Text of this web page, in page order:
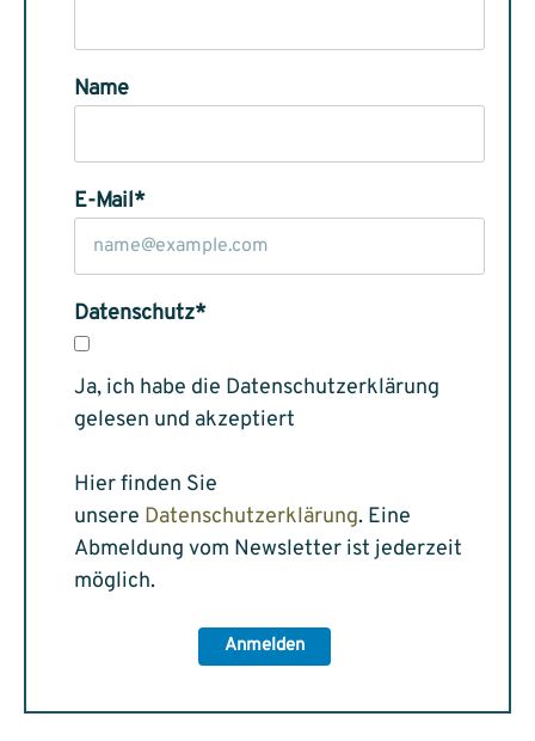
Name
E-Mail*
Datenschutz*
Ja, ich habe die Datenschutzerklärung
gelesen und akzeptiert
Hier finden Sie
unsere Datenschutzerklärung. Eine
Abmeldung vom Newsletter ist jederzeit
möglich.
Anmelden